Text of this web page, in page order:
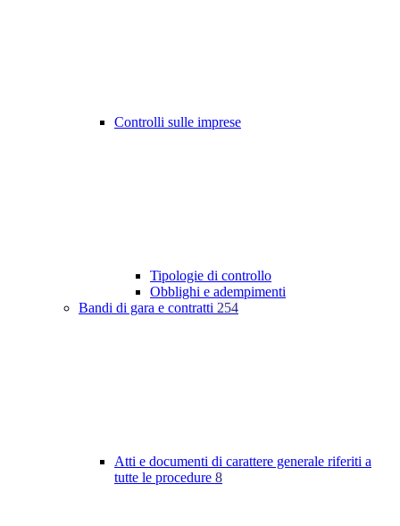
Controlli sulle imprese
Tipologie di controllo
Obblighi e adempimenti
Bandi di gara e contratti 254
Atti e documenti di carattere generale riferiti a
tutte le procedure 8